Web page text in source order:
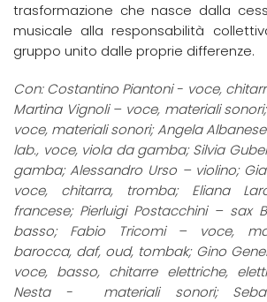
trasformazione che nasce dalla
musicale alla responsabilità
gruppo unito dalle proprie differenze.
Con: Costantino Piantoni - voce,
Martina Vignoli – voce, materiali
voce, materiali sonori; Angela
lab., voce, viola da gamba; Silvia
gamba; Alessandro Urso – violino;
voce, chitarra, tromba; Eliana
francese; Pierluigi Postacchini – sax
basso; Fabio Tricomi – voce,
barocca, daf, oud, tombak; Gino
voce, basso, chitarre elettriche,
Nesta - materiali sonori;